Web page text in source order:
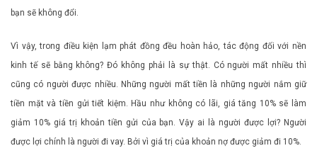
bạn sẽ không đổi.
Vì vậy, trong điều kiện lạm phát đồng đều hoàn hảo, tác động đối với nền
kinh tế sẽ bằng không? Đó không phải là sự thật. Có người mất nhiều thì
cũng có người được nhiều. Những người mất tiền là những người nắm giữ
tiền mặt và tiền gửi tiết kiệm. Hầu như không có lãi, giá tăng 10% sẽ làm
giảm 10% giá trị khoản tiền gửi của bạn. Vậy ai là người được lợi? Người
được lợi chính là người đi vay. Bởi vì giá trị của khoản nợ được giảm đi 10%.